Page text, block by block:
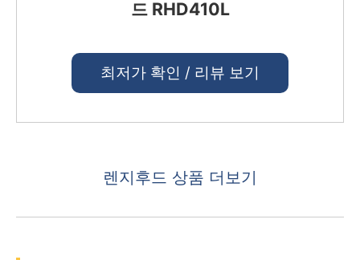
드 RHD410L
최저가 확인 / 리뷰 보기
렌지후드 상품 더보기